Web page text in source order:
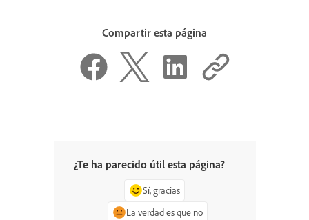
Compartir esta página
¿Te ha parecido útil esta página?
Sí, gracias
La verdad es que no